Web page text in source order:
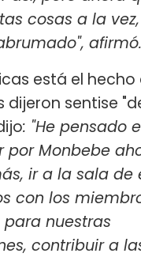
cosas a la
afirmó.
está el hecho
dijeron sentise
: "He pensado
por Monbebe
ir a la sala de
con los
nuestras
contribuir a